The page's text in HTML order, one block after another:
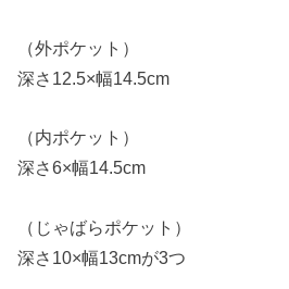
（外ポケット）
深さ12.5×幅14.5cm
（内ポケット）
深さ6×幅14.5cm
（じゃばらポケット）
深さ10×幅13cmが3つ